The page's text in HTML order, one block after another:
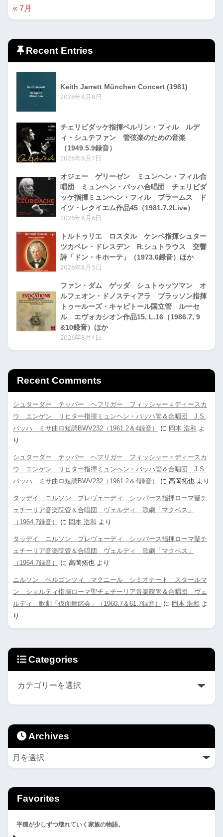
« 7月
Recent Entries
Keith Jarrett München Concert (1981)
2026年8月8日
チェリビダッケ指揮ベルリン・フィル ルデ
ィ・シュテファン 管弦楽のための音楽
（1949.5.9録音）
2026年8月7日
オジェー ゲリーゼン ミュンヘン・フィル合
唱団 ミュンヘン・バッハ合唱団 チェリビダ
ッケ指揮ミュンヘン・フィル ブラームス ド
イツ・レクイエム作品45（1981.7.2Live）
2026年8月6日
トルトゥリエ ロスタル ケンペ指揮シュター
ツカペレ・ドレスデン R.シュトラウス 交響
詩「ドン・キホーテ」（1973.6録音）ほか
2026年8月5日
ファン・ダム ゲッダ シュトゥッツマン オ
ルフェオン・ドノスティアラ プラッソン指揮
トゥールーズ・キャピトール国立管 ルーセ
ル エヴォカシオン作品15, L.16（1986.7, 9
&10録音）ほか
2026年8月4日
Recent Comments
シュターダー テッパー ヘフリガー フィッシャー＝ディースカ
ウ エンゲン リヒター指揮ミュンヘン・バッハ管＆合唱団 J.S.
バッハ ミサ曲ロ短調BWV232（1961.2＆4録音）
に 岡本 浩和 よ
り
シュターダー テッパー ヘフリガー フィッシャー＝ディースカ
ウ エンゲン リヒター指揮ミュンヘン・バッハ管＆合唱団 J.S.
バッハ ミサ曲ロ短調BWV232（1961.2＆4録音）
に 高岡拓也 より
タッデイ ニルソン プレヴェーディ シッパース指揮ローマ聖チ
ェチーリア音楽院管＆合唱団 ヴェルディ 歌劇「マクベス」
（1964.7録音）
に 岡本 浩和 より
タッデイ ニルソン プレヴェーディ シッパース指揮ローマ聖チ
ェチーリア音楽院管＆合唱団 ヴェルディ 歌劇「マクベス」
（1964.7録音）
に 高岡拓也 より
ニルソン ベルゴンツィ マクニール シミオナート スタールマ
ン ショルティ指揮ローマ聖チェチーリア音楽院管＆合唱団 ヴェ
ルディ 歌劇「仮面舞踏会」（1960.7＆61.7録音）
に 岡本 浩和 よ
り
Categories
Archives
Favorites
平穏が少しずつ壊れていく家族の物語。